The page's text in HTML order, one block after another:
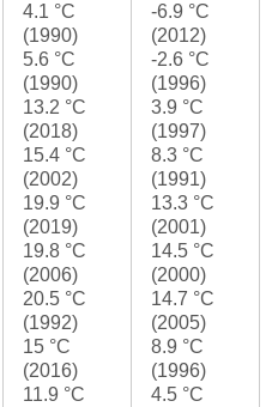
4.1 °C
(1990)
5.6 °C
(1990)
13.2 °C
(2018)
15.4 °C
(2002)
19.9 °C
(2019)
19.8 °C
(2006)
20.5 °C
(1992)
15 °C
(2016)
11.9 °C
-6.9 °C
(2012)
-2.6 °C
(1996)
3.9 °C
(1997)
8.3 °C
(1991)
13.3 °C
(2001)
14.5 °C
(2000)
14.7 °C
(2005)
8.9 °C
(1996)
4.5 °C